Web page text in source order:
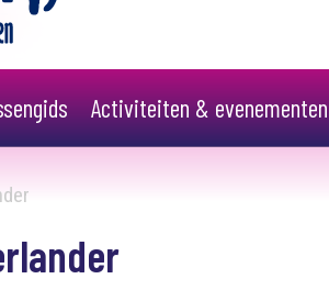
Activiteiten & evenementen